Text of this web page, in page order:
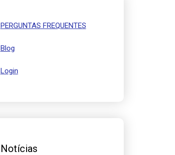
PERGUNTAS FREQUENTES
Blog
Login
Notícias